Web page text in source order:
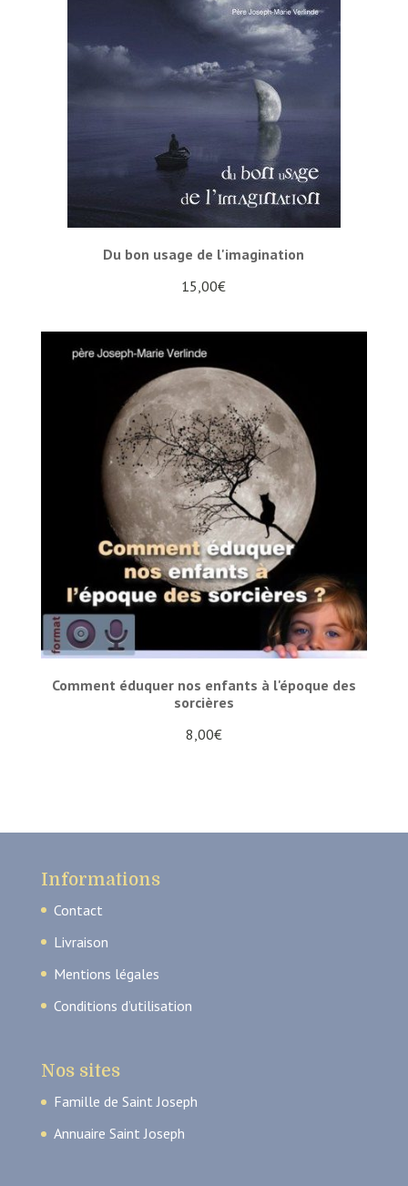
Du bon usage de l'imagination
15,00€
Comment éduquer nos enfants à l'époque des
sorcières
8,00€
Informations
Contact
Livraison
Mentions légales
Conditions d’utilisation
Nos sites
Famille de Saint Joseph
Annuaire Saint Joseph